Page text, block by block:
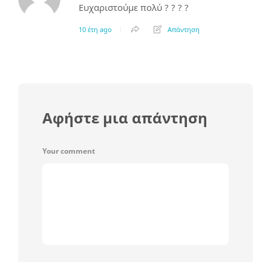
Ευχαριστούμε πολύ ? ? ? ?
10 έτη ago Απάντηση
Αφήστε μια απάντηση
Your comment